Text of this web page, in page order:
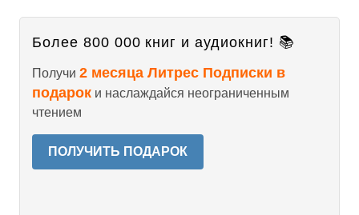
Более 800 000 книг и аудиокниг! 📚
Получи 2 месяца Литрес Подписки в
подарок и наслаждайся неограниченным
чтением
ПОЛУЧИТЬ ПОДАРОК